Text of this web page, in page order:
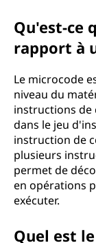
Qu'est-ce
rapport à
Le microcode
niveau du
instructions de
dans le jeu
instruction de
plusieurs
permet de
en opérations
exécuter.
Quel est